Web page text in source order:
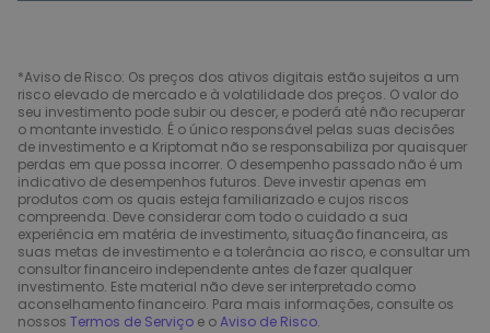
*Aviso de Risco: Os preços dos ativos digitais estão sujeitos a um
risco elevado de mercado e à volatilidade dos preços. O valor do
seu investimento pode subir ou descer, e poderá até não recuperar
o montante investido. É o único responsável pelas suas decisões
de investimento e a Kriptomat não se responsabiliza por quaisquer
perdas em que possa incorrer. O desempenho passado não é um
indicativo de desempenhos futuros. Deve investir apenas em
produtos com os quais esteja familiarizado e cujos riscos
compreenda. Deve considerar com todo o cuidado a sua
experiência em matéria de investimento, situação financeira, as
suas metas de investimento e a tolerância ao risco, e consultar um
consultor financeiro independente antes de fazer qualquer
investimento. Este material não deve ser interpretado como
aconselhamento financeiro. Para mais informações, consulte os
nossos Termos de Serviço e oAviso de Risco.